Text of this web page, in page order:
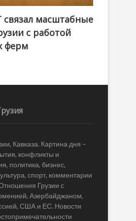
связал масштабные
с работой
ферм
Кавказа. Картина дня –
конфликты и
политика, бизнес,
спорт, комментарии
Грузии с
Азербайджаном,
США и ЕС. Новости